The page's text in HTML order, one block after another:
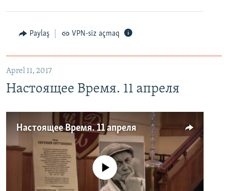
Paylaş VPN-siz açmaq
Aprel 11, 2017
Настоящее Время. 11 апреля
Настоящее Время. 11 апреля
No media source currently available